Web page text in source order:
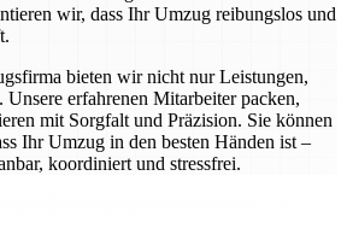
wir, dass Ihr Umzug reibungslos und
bieten wir nicht nur Leistungen,
Unsere erfahrenen Mitarbeiter packen,
mit Sorgfalt und Präzision. Sie können
Ihr Umzug in den besten Händen ist –
koordiniert und stressfrei.